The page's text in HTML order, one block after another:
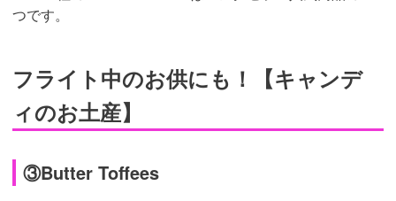
つです。
フライト中のお供にも！【キャンデ
ィのお土産】
③Butter Toffees